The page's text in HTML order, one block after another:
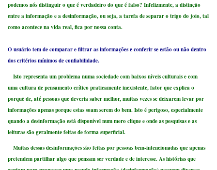
podemos nós distinguir o que é verdadeiro do que é falso? Infelizmente, a distinção
entre a informação e a desinformação, ou seja, a tarefa de separar o trigo do joio, tal
como acontece na vida real, fica por nossa conta.
O usuário tem de comparar e filtrar as informações e conferir se estão ou não dentro
dos critérios mínimos de confiabilidade.
Isto representa um problema numa sociedade com baixos níveis culturais e com
uma cultura de pensamento crítico praticamente inexistente, fator que explica o
porquê de, até pessoas que deveria saber melhor, muitas vezes se deixarem levar por
informações apenas porque estas soam serem do bem. Isto é perigoso, especialmente
quando a desinformação está disponível num mero clique e onde as pesquisas e as
leituras são geralmente feitas de forma superficial.
Muitas dessas desinformações são feitas por pessoas bem-intencionadas que apenas
pretendem partilhar algo que pensam ser verdade e de interesse. As histórias que